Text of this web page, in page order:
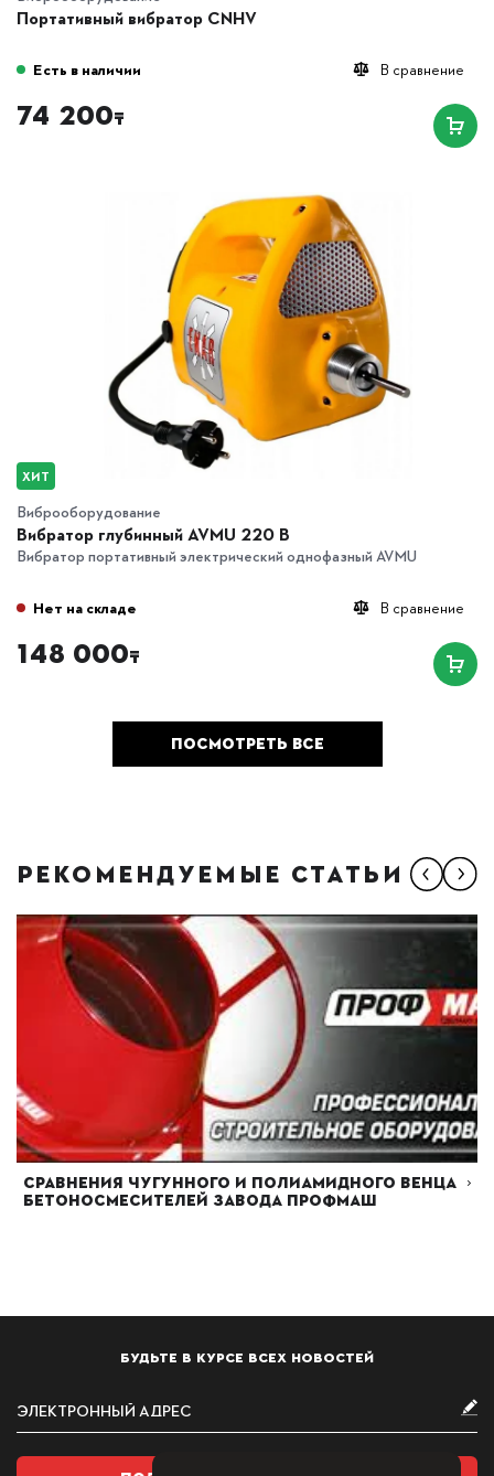
Портативный вибратор CNHV
В сравнение
Есть в наличии
74 200₸
ХИТ
Виброоборудование
Вибратор глубинный AVMU 220 B
Вибратор портативный электрический однофазный AVMU
В сравнение
Нет на складе
148 000₸
ПОСМОТРЕТЬ ВСЕ
РЕКОМЕНДУЕМЫЕ СТАТЬИ
Сравнения чугунного и полиамидного венца
бетоносмесителей завода ПРОФМАШ
БУДЬТЕ В КУРСЕ ВСЕХ НОВОСТЕЙ